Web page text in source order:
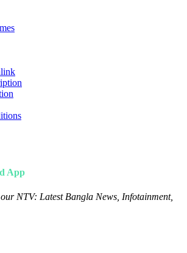
App
NTV: Latest Bangla News, Infotainment,